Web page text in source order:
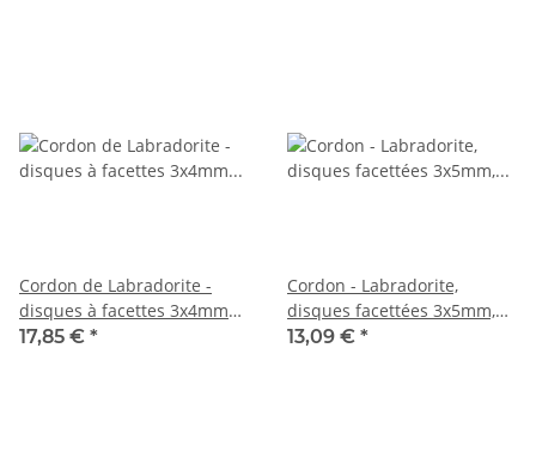
Cordon de Labradorite -
disques à facettes 3x4mm
gris chatoyant, 38,5cm /2288
17,85 € *
Cordon - Labradorite,
disques facettées 3x5mm,
gris, longueur 36,5cm /4376
13,09 € *